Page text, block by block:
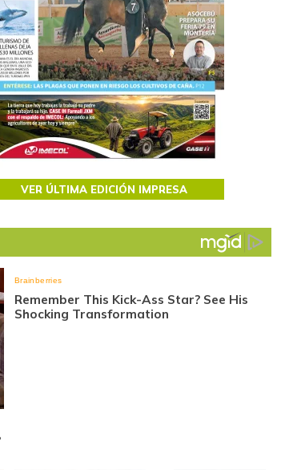
02
BITÁCORA EMPRESARIAL 10.000 LR
Recopilación clasificada por sectores
regiones del comportamiento general y
de las 10.000 primeras empresas en ventas
Colombia.
VER ÚLTIMA EDICIÓN IMPRESA